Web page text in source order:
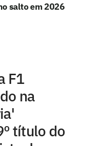
salto em 2026
F1
na
título do